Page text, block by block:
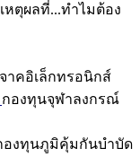
เหตุผลที่...ทำไมต้อง
าคอิเล็กทรอนิกส์
กองทุนจุฬาลงกรณ์
องทุนภูมิคุ้มกันบำบัด